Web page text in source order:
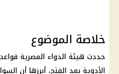
خلاصة الموضوع
حددت هيئة الدواء المصرية